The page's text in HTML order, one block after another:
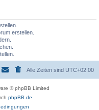
erstellen.
Alle Zeiten sind UTC+02:00
© phpBB Limited
phpBB.de